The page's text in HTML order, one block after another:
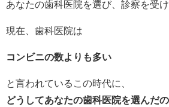
あなたの歯科医院を選び、診察を受け
現在、歯科医院は
コンビニの数よりも多い
と言われているこの時代に、
どうしてあなたの歯科医院を選んだの